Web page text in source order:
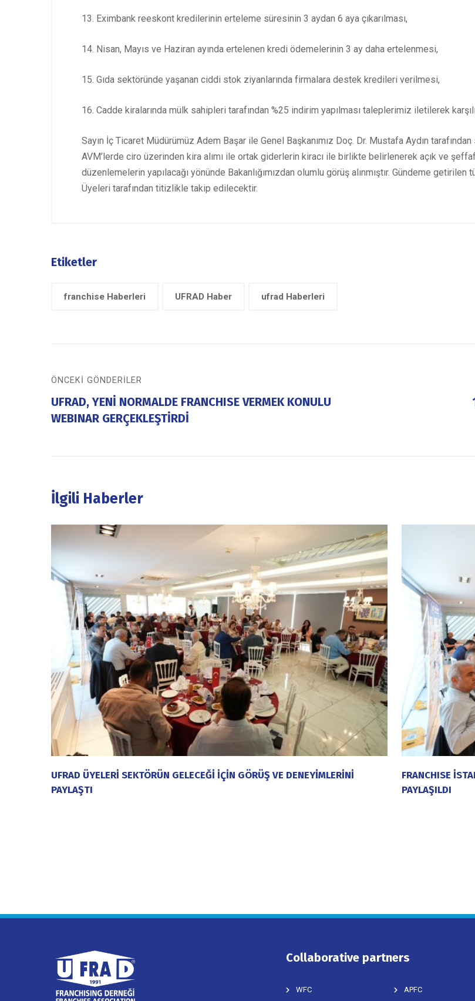
13. Eximbank reeskont kredilerinin erteleme süresinin 3 aydan 6 aya çıkarılması,
14. Nisan, Mayıs ve Haziran ayında ertelenen kredi ödemelerinin 3 ay daha ertelenmesi,
15. Gıda sektöründe yaşanan ciddi stok ziyanlarında firmalara destek kredileri verilmesi,
16. Cadde kiralarında mülk sahipleri tarafından %25 indirim yapılması taleplerimiz iletilerek
Sayın İç Ticaret Müdürümüz Adem Başar ile Genel Başkanımız Doç. Dr. Mustafa Aydın
AVM’lerde ciro üzerinden kira alımı ile ortak giderlerin kiracı ile birlikte belirlenerek açık ve
düzenlemelerin yapılacağı yönünde Bakanlığımızdan olumlu görüş alınmıştır. Gündeme
Üyeleri tarafından titizlikle takip edilecektir.
Etiketler
franchise Haberleri UFRAD Haber ufrad Haberleri
ÖNCEKI GÖNDERILER
UFRAD, YENİ NORMALDE FRANCHISE VERMEK KONULU
WEBINAR GERÇEKLEŞTİRDİ
İlgili Haberler
UFRAD ÜYELERİ SEKTÖRÜN GELECEĞİ İÇİN GÖRÜŞ VE DENEYİMLERİNİ
PAYLAŞTI
FRANCHISE
PAYLAŞILDI
Collaborative partners
WFC APFC